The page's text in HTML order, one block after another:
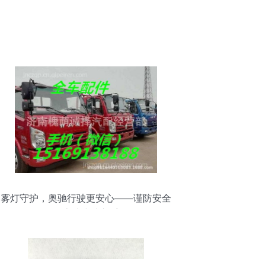
雾灯守护，奥驰行驶更安心——谨防安全